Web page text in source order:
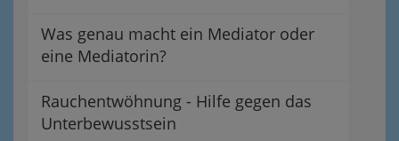
Was genau macht ein Mediator oder
eine Mediatorin?
Rauchentwöhnung - Hilfe gegen das
Unterbewusstsein